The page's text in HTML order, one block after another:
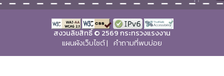
สงวนลิขสิทธิ์ © 2569 กระทรวงแรงงาน
แผนผังเว็บไซต์| คำถามที่พบบ่อย